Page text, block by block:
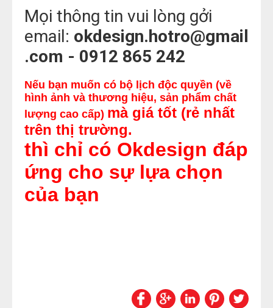
Mọi thông tin vui lòng gởi
email: okdesign.hotro@gmail
.com - 0912 865 242
Nếu bạn muốn có bộ lịch độc quyền (về
hình ảnh và thương hiệu, sản phẩm chất
lượng cao cấp) mà giá tốt (rẻ nhất
trên thị trường.
thì chỉ có Okdesign đáp
ứng cho sự lựa chọn
của bạn